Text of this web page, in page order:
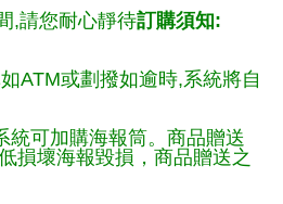
,請您耐心靜待訂購須知:
ATM或劃撥如逾時,系統將自
統可加購海報筒。商品贈送
損壞海報毀損，商品贈送之